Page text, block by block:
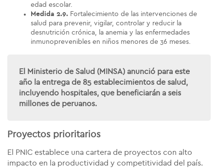
edad escolar.
Medida 2.9. Fortalecimiento de las intervenciones de
salud para prevenir, vigilar, controlar y reducir la
desnutrición crónica, la anemia y las enfermedades
inmunoprevenibles en niños menores de 36 meses.
El Ministerio de Salud (MINSA) anunció para este
año la entrega de 85 establecimientos de salud,
incluyendo hospitales, que beneficiarán a seis
millones de peruanos.
Proyectos prioritarios
El PNIC establece una cartera de proyectos con alto
impacto en la productividad y competitividad del país.